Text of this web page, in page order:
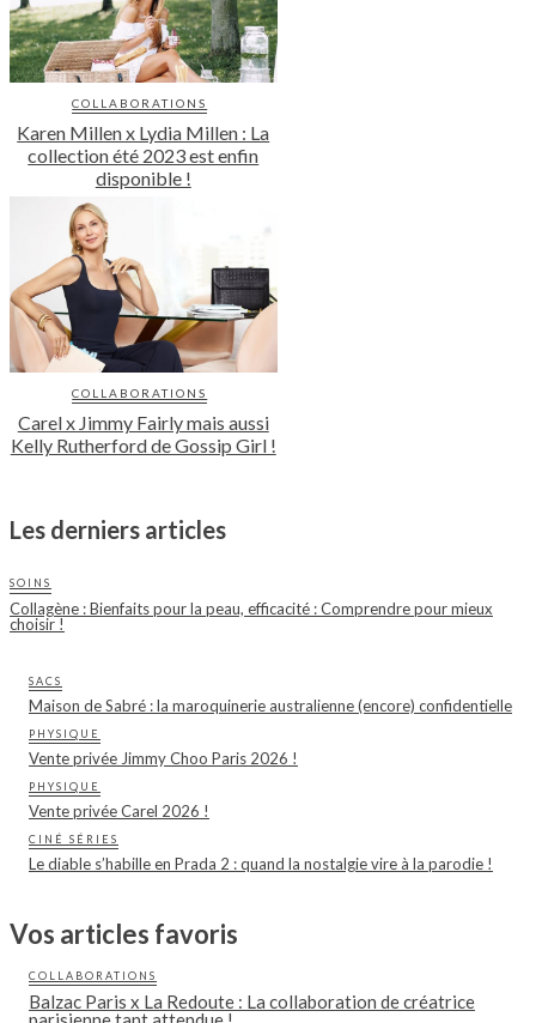
COLLABORATIONS
Karen Millen x Lydia Millen : La
collection été 2023 est enfin
disponible !
COLLABORATIONS
Carel x Jimmy Fairly mais aussi
Kelly Rutherford de Gossip Girl !
Les derniers articles
SOINS
Collagène : Bienfaits pour la peau, efficacité : Comprendre pour mieux
choisir !
SACS
Maison de Sabré : la maroquinerie australienne (encore) confidentielle
PHYSIQUE
Vente privée Jimmy Choo Paris 2026 !
PHYSIQUE
Vente privée Carel 2026 !
CINÉ SÉRIES
Le diable s’habille en Prada 2 : quand la nostalgie vire à la parodie !
Vos articles favoris
COLLABORATIONS
Balzac Paris x La Redoute : La collaboration de créatrice